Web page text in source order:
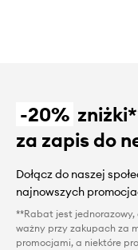
-20%
za zapis do
Dołącz do naszej
najnowszych
**Rabat jest
ważny przy zakupach za
promocjami, a niektóre